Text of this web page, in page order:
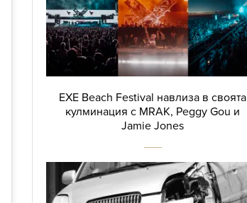
EXE Beach Festival навлиза в своята
кулминация с MRAK, Peggy Gou и
Jamie Jones